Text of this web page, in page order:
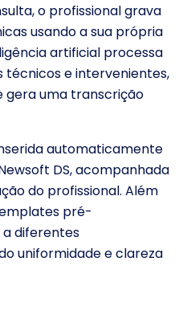
o profissional grava
usando a sua própria
artificial processa
técnicos e intervenientes,
gera uma transcrição
automaticamente
DS, acompanhada
do profissional. Além
pré-
diferentes
uniformidade e clareza